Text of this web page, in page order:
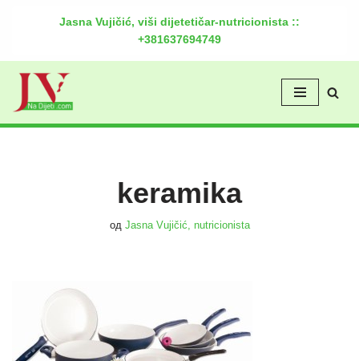
Jasna Vujičić, viši dijetetičar-nutricionista ::
+381637694749
keramika
од Jasna Vujičić, nutricionista